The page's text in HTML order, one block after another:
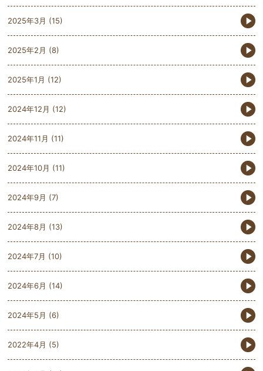
2025年3月 (15)
2025年2月 (8)
2025年1月 (12)
2024年12月 (12)
2024年11月 (11)
2024年10月 (11)
2024年9月 (7)
2024年8月 (13)
2024年7月 (10)
2024年6月 (14)
2024年5月 (6)
2022年4月 (5)